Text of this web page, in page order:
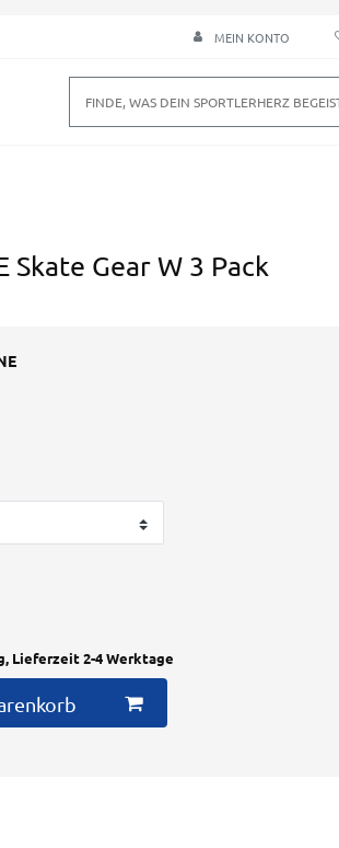
MEIN KONTO
Skate Gear W 3 Pack
Lieferzeit 2-4 Werktage